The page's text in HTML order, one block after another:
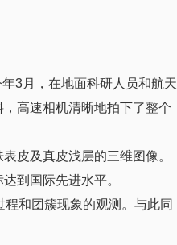
3月，在地面科研人员和航天
高速相机清晰地拍下了整个
皮及真皮浅层的三维图像。
到国际先进水平。
和团簇现象的观测。与此同